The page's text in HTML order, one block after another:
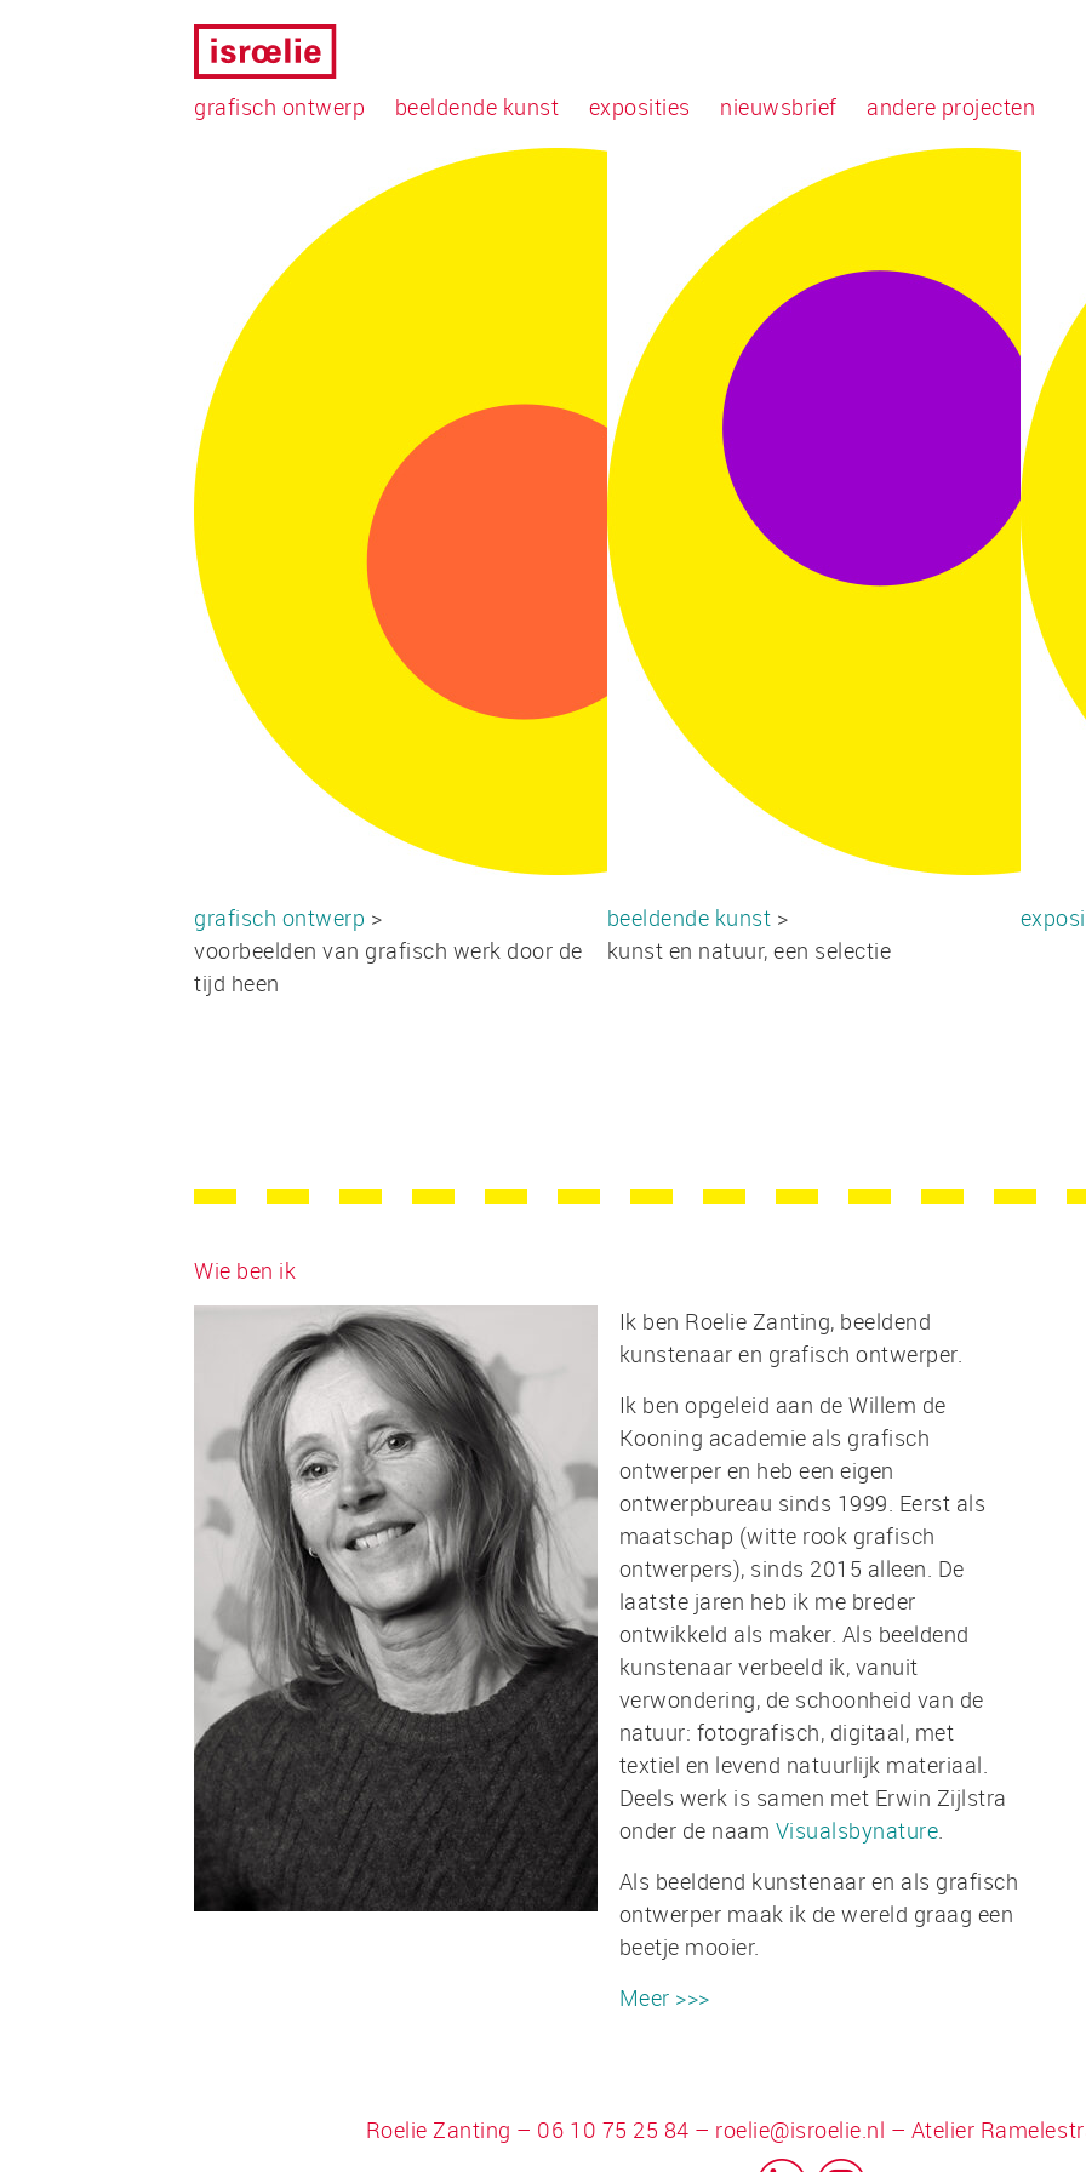
grafisch ontwerp beeldende kunst exposities nieuwsbrief andere projecten
grafisch ontwerp >
voorbeelden van grafisch werk door de
tijd heen
beeldende kunst >
kunst en natuur, een selectie
Wie ben ik
Ik ben Roelie Zanting, beeldend
kunstenaar en grafisch ontwerper.
Ik ben opgeleid aan de Willem de
Kooning academie als grafisch
ontwerper en heb een eigen
ontwerpbureau sinds 1999. Eerst als
maatschap (witte rook grafisch
ontwerpers), sinds 2015 alleen. De
laatste jaren heb ik me breder
ontwikkeld als maker. Als beeldend
kunstenaar verbeeld ik, vanuit
verwondering, de schoonheid van de
natuur: fotografisch, digitaal, met
textiel en levend natuurlijk materiaal.
Deels werk is samen met Erwin Zijlstra
onder de naam Visualsbynature.
Als beeldend kunstenaar en als grafisch
ontwerper maak ik de wereld graag een
beetje mooier.
Meer >>>
Roelie Zanting – 06 10 75 25 84 – roelie@isroelie.nl – Atelier